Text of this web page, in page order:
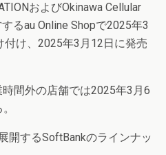
およびOkinawa Cellular
るau Online Shopで2025年3
付け、2025年3月12日に発売
間外の店舗では2025年3月6
開するSoftBankのラインナッ